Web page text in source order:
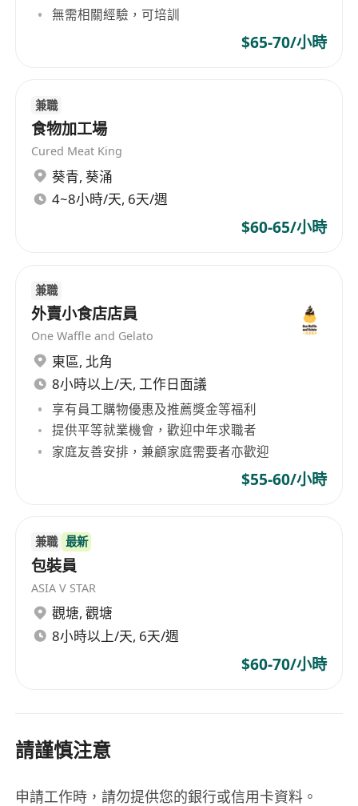
無需相關經驗，可培訓
$65-70/小時
兼職
食物加工場
Cured Meat King
葵青, 葵涌
4~8小時/天, 6天/週
$60-65/小時
兼職
外賣小食店店員
One Waffle and Gelato
東區, 北角
8小時以上/天, 工作日面議
享有員工購物優惠及推薦獎金等福利
提供平等就業機會，歡迎中年求職者
家庭友善安排，兼顧家庭需要者亦歡迎
$55-60/小時
兼職 最新
包裝員
ASIA V STAR
觀塘, 觀塘
8小時以上/天, 6天/週
$60-70/小時
請謹慎注意
申請工作時，請勿提供您的銀行或信用卡資料。